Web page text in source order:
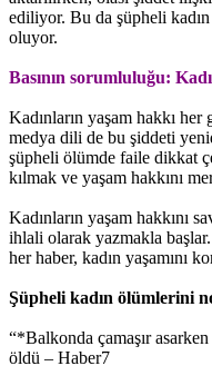
ediliyor. Bu da şüpheli
oluyor.
Basının sorumluluğu:
Kadınların yaşam hakkı
medya dili de bu şiddeti
şüpheli ölümde faile dikkat
kılmak ve yaşam hakkını
Kadınların yaşam hakkını
ihlali olarak yazmakla
her haber, kadın yaşamını
Şüpheli kadın ölümlerini
“*Balkonda çamaşır
öldü – Haber7